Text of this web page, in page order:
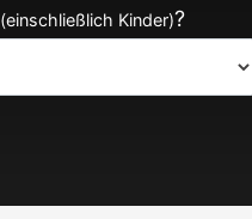
(einschließlich Kinder)?